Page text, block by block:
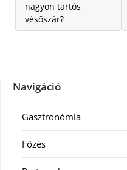
nagyon tartós
vésőszár?
Navigáció
Gasztronómia
Főzés